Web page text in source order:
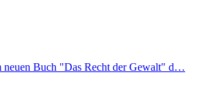
neuen Buch "Das Recht der Gewalt" d…